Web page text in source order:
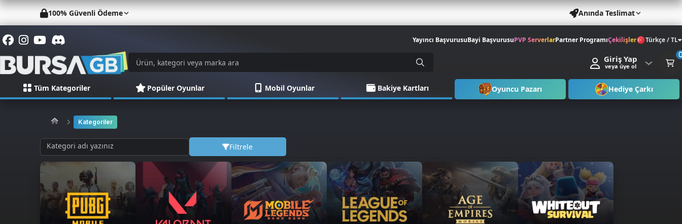
100% Güvenli Ödeme Anında Teslimat
Yayıncı BaşvurusuBayi BaşvurusuPVP ServerlarPartner ProgramıÇekilişler Türkçe / TL
Giriş Yap
veya üye ol
Tüm Kategoriler Popüler Oyunlar Mobil Oyunlar Bakiye Kartları Oyuncu Pazarı Hediye Çarkı
Kategoriler
Filtrele